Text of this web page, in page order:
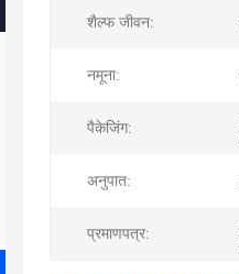
शैल्फ जीवन:
नमूना:
पैकेजिंग:
अनुपात:
प्रमाणपत्र: